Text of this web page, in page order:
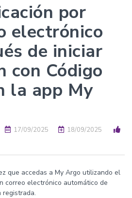
por
electrónico
de iniciar
con Código
la app My
17/09/2025
18/09/2025
que accedas a My Argo utilizando el
correo electrónico automático de
registrada.